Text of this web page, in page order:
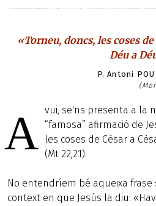
«Torneu, doncs, les coses de
Déu a
P. Antoni
A vui, se'ns presenta a la
“famosa” afirmació de
les coses de Cèsar a
(Mt 22,21).
No entendríem bé aqueixa
context en que Jesús la diu: